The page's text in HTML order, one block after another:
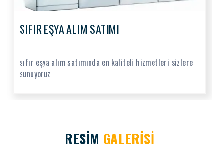
SIFIR EŞYA ALIM SATIMI
sıfır eşya alım satımında en kaliteli hizmetleri sizlere
sunuyoruz
RESİM GALERİSİ